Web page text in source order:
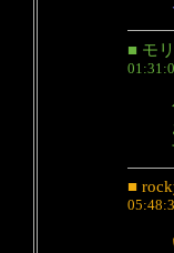
■ モ
■